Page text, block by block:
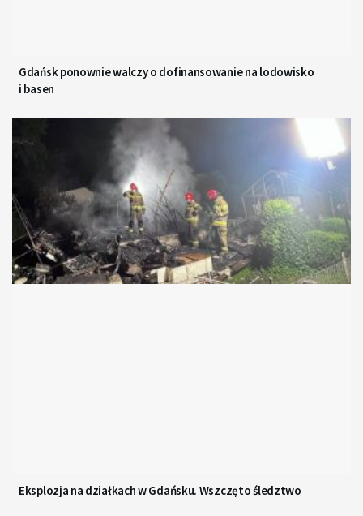
Gdańsk ponownie walczy o dofinansowanie na lodowisko
i basen
Eksplozja na działkach w Gdańsku. Wszczęto śledztwo